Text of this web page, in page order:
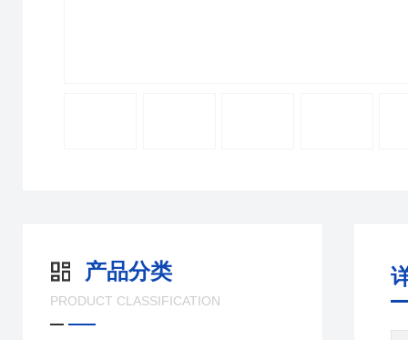
产品分类
PRODUCT CLASSIFICATION